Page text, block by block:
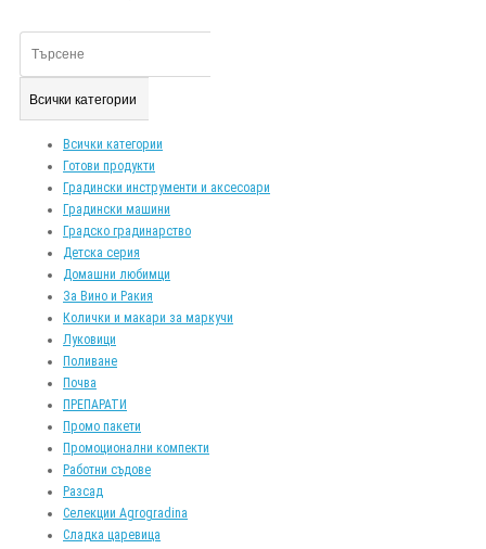
Всички категории
Всички категории
Готови продукти
Градински инструменти и аксесоари
Градински машини
Градско градинарство
Детска серия
Домашни любимци
За Вино и Ракия
Колички и макари за маркучи
Луковици
Поливане
Почва
ПРЕПАРАТИ
Промо пакети
Промоционални компекти
Работни съдове
Разсад
Селекции Agrogradina
Сладка царевица